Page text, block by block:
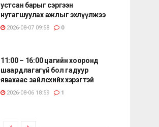
устсан барыг сэргээн
нутагшуулах ажлыг эхлүүлжээ
2026-08-07 09:58 0
11:00 – 16:00 цагийн хооронд
шаардлагагүй бол гадуур
явахаас зайлсхийх хэрэгтэй
2026-08-06 18:59 1